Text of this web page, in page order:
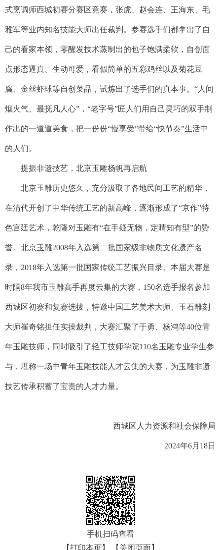
式烹调师西城初赛分赛区竞赛，张虎、赵会连、王海东、毛
雅军等业内知名技能大师出任裁判。参赛选手们都拿出了自
己的看家本领，零醒发技术蒸制出的包子饱满柔软，自创面
点形态逼真、生动可爱，看似简单的五彩鸡丝以及菊花豆
腐、金丝虾球等自创菜品，试炼出了选手们的真本事。“人间
烟火气、最抚凡人心”，“老字号”匠人们用自己灵巧的双手制
作出的一道道美食，把一份份“慢享受”带给“快节奏”生活中
的人们。
提振非遗技艺，北京玉雕杨帆再启航
北京玉雕历史悠久，充分汲取了各地民间工艺的精华，
在清代开创了中华传统工艺的新高峰，逐渐形成了“京作”特
色宫廷艺术，乾隆对玉雕有“在手疑无物，定睛知有型”的赞
誉。北京玉雕2008年入选第二批国家级非物质文化遗产名
录，2018年入选第一批国家传统工艺振兴目录。本届大赛是
时隔8年我市玉雕高手再度云集的大赛，150名选手报名参加
西城区初赛和复赛选拔，特邀中国工艺美术大师、玉石雕刻
大师崔奇铭担任实操裁判，大赛汇聚了于勇、杨鸿等40位青
年玉雕技师，同时吸引了轻工技师学院110名玉雕专业学生参
与，堪称一场中青年玉雕技能人才云集的大赛，为玉雕非遗
技艺传承积蓄了宝贵的人才力量。
西城区人力资源和社会保障局
2024年6月18日
手机扫码查看
【打印本页】
【关闭页面】